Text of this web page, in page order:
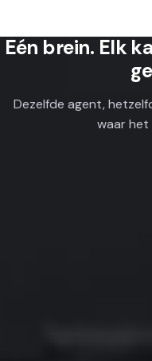
Eén brein. Elk
Dezelfde agent,
waar het